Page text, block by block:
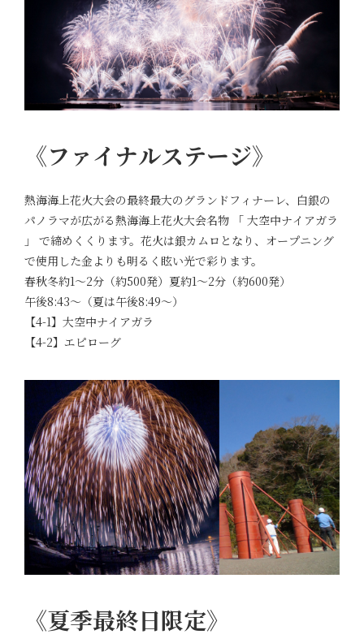
《ファイナルステージ》
熱海海上花火大会の最終最大のグランドフィナーレ、白銀の
パノラマが広がる熱海海上花火大会名物 「 大空中ナイアガラ
」 で締めくくります。花火は銀カムロとなり、オープニング
で使用した金よりも明るく眩い光で彩ります。
春秋冬約1～2分（約500発）夏約1～2分（約600発）
午後8:43～（夏は午後8:49～）
【4-1】大空中ナイアガラ
【4-2】エピローグ
《夏季最終日限定》